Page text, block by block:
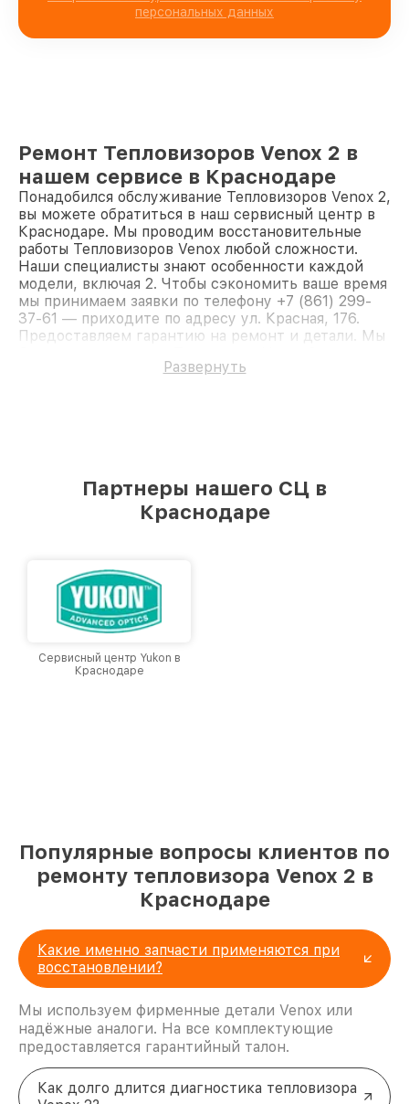
персональных данных
Ремонт Тепловизоров Venox 2 в
нашем сервисе в Краснодаре
Понадобился обслуживание Тепловизоров Venox 2,
вы можете обратиться в наш сервисный центр в
Краснодаре. Мы проводим восстановительные
работы Тепловизоров Venox любой сложности.
Наши специалисты знают особенности каждой
модели, включая 2. Чтобы сэкономить ваше время
мы принимаем заявки по телефону +7 (861) 299-
37-61 — приходите по адресу ул. Красная, 176.
Предоставляем гарантию на ремонт и детали. Мы
Развернуть
Партнеры нашего СЦ в
Краснодаре
Сервисный центр Yukon в
Краснодаре
Популярные вопросы клиентов по
ремонту тепловизора Venox 2 в
Краснодаре
Какие именно запчасти применяются при
восстановлении?
Мы используем фирменные детали Venox или
надёжные аналоги. На все комплектующие
предоставляется гарантийный талон.
Как долго длится диагностика тепловизора